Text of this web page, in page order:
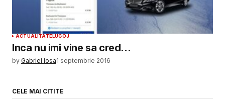
ACTUALITATELUGOJ
Inca nu imi vine sa cred…
by Gabriel Iosa1 septembrie 2016
CELE MAI CITITE